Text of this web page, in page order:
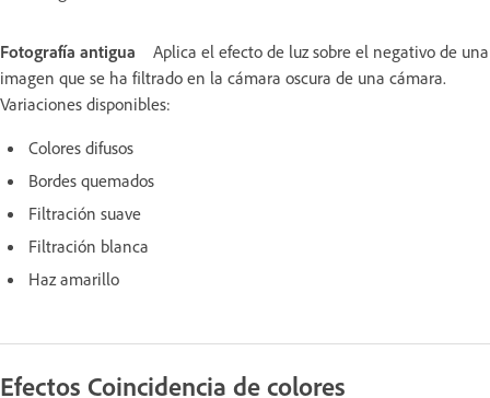
Fotografía antigua
Aplica el efecto de luz sobre el negativo de una
imagen que se ha filtrado en la cámara oscura de una cámara.
Variaciones disponibles:
Colores difusos
Bordes quemados
Filtración suave
Filtración blanca
Haz amarillo
Efectos Coincidencia de colores